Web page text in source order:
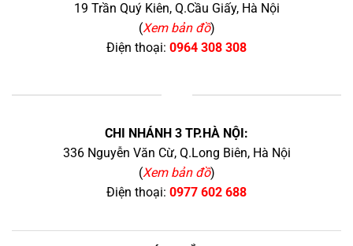
19 Trần Quý Kiên, Q.Cầu Giấy, Hà Nội
(Xem bản đồ)
Điện thoại: 0964 308 308
CHI NHÁNH 3 TP.HÀ NỘI:
336 Nguyễn Văn Cừ, Q.Long Biên, Hà Nội
(Xem bản đồ)
Điện thoại: 0977 602 688